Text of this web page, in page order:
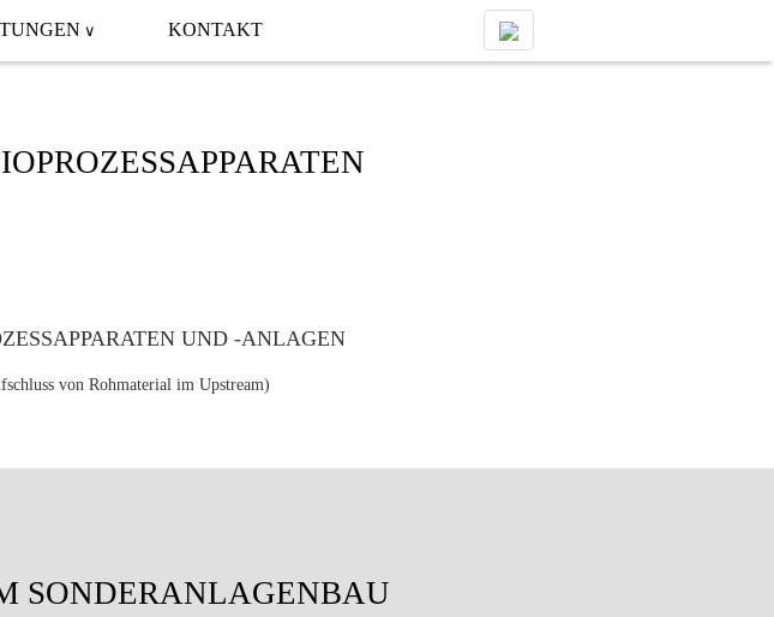
KONTAKT
von Rohmaterial im Upstream)
SONDERANLAGENBAU